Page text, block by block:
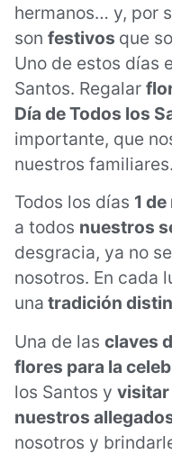
hermanos… y, por
son festivos que
Uno de estos días
Santos. Regalar
Día de Todos los
importante, que
nuestros familiares.
Todos los días 1
a todos nuestros
desgracia, ya no
nosotros. En cada
una tradición
Una de las claves
flores para la
los Santos y visitar
nuestros
nosotros y